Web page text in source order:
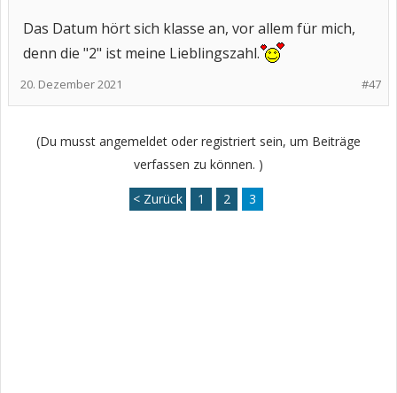
Das Datum hört sich klasse an, vor allem für mich,
denn die "2" ist meine Lieblingszahl.
#47
20. Dezember 2021
(Du musst angemeldet oder registriert sein, um Beiträge
verfassen zu können. )
< Zurück 1 2 3